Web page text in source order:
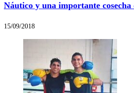
Náutico y una importante cosecha
15/09/2018